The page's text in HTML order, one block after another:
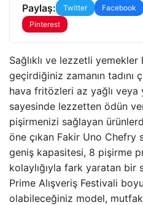
Paylaş: Twitter Facebook
Pinterest
Sağlıklı ve lezzetli
geçirdiğiniz zamanın tadını
hava fritözleri az yağlı veya
sayesinde lezzetten ödün
pişirmenizi sağlayan
öne çıkan Fakir Uno
geniş kapasitesi, 8 pişirme
kolaylığıyla fark yaratan bir
Prime Alışveriş Festivali
olabileceğiniz model,